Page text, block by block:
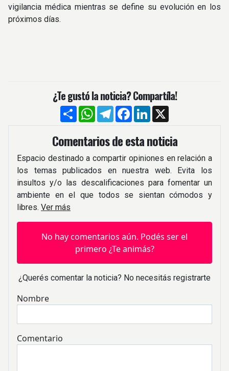
vigilancia médica mientras se define su evolución en los
próximos días.
¿Te gustó la noticia? Compartíla!
CompartirWhatsApp
TelegramFacebook
LinkedIn
Comentarios de esta noticia
Espacio destinado a compartir opiniones en relación a
los temas publicados en nuestra web. Evita los
insultos y/o las descalificaciones para fomentar un
ambiente en el que todos se sientan cómodos y
libres. Ver más
No hay comentarios aún. Podés ser el
primero ¿Te animás?
¿Querés comentar la noticia? No necesitás registrarte
Nombre
Comentario